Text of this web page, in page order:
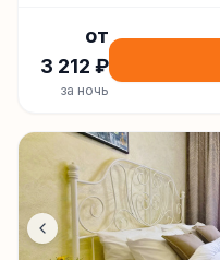
от
3 212 ₽
за ночь